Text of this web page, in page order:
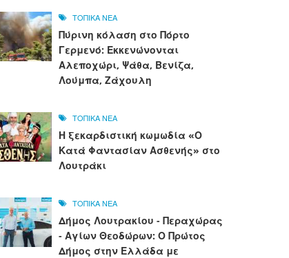
ΤΟΠΙΚΑ ΝΕΑ
Πύρινη κόλαση στο Πόρτο
Γερμενό: Εκκενώνονται
Αλεποχώρι, Ψάθα, Βενίζα,
Λούμπα, Ζάχουλη
ΤΟΠΙΚΑ ΝΕΑ
Η ξεκαρδιστική κωμωδία «Ο
Κατά Φαντασίαν Ασθενής» στο
Λουτράκι
ΤΟΠΙΚΑ ΝΕΑ
Δήμος Λουτρακίου - Περαχώρας
- Αγίων Θεοδώρων: Ο Πρώτος
Δήμος στην Ελλάδα με